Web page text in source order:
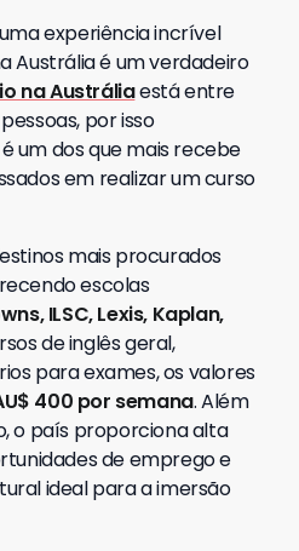
experiência incrível
Austrália é um verdadeiro
na Austráliaestá entre
por isso
um dos que mais recebe
em realizar um curso
mais procurados
escolas
ILSC, Lexis, Kaplan,
de inglês geral,
para exames, os valores
400 por semana. Além
o país proporciona alta
de emprego e
ideal para a imersão